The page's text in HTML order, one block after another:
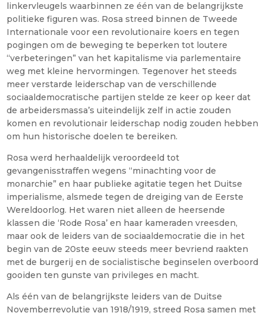
linkervleugels waarbinnen ze één van de belangrijkste
politieke figuren was. Rosa streed binnen de Tweede
Internationale voor een revolutionaire koers en tegen
pogingen om de beweging te beperken tot loutere
“verbeteringen” van het kapitalisme via parlementaire
weg met kleine hervormingen. Tegenover het steeds
meer verstarde leiderschap van de verschillende
sociaaldemocratische partijen stelde ze keer op keer dat
de arbeidersmassa’s uiteindelijk zelf in actie zouden
komen en revolutionair leiderschap nodig zouden hebben
om hun historische doelen te bereiken.
Rosa werd herhaaldelijk veroordeeld tot
gevangenisstraffen wegens “minachting voor de
monarchie” en haar publieke agitatie tegen het Duitse
imperialisme, alsmede tegen de dreiging van de Eerste
Wereldoorlog. Het waren niet alleen de heersende
klassen die ‘Rode Rosa’ en haar kameraden vreesden,
maar ook de leiders van de sociaaldemocratie die in het
begin van de 20ste eeuw steeds meer bevriend raakten
met de burgerij en de socialistische beginselen overboord
gooiden ten gunste van privileges en macht.
Als één van de belangrijkste leiders van de Duitse
Novemberrevolutie van 1918/1919, streed Rosa samen met